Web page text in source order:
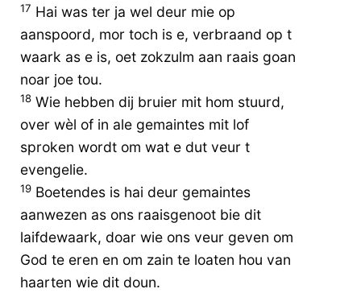
17 Hai was ter ja wel deur mie op
aanspoord, mor toch is e, verbraand op t
waark as e is, oet zokzulm aan raais goan
noar joe tou.
18 Wie hebben dij bruier mit hom stuurd,
over wèl of in ale gemaintes mit lof
sproken wordt om wat e dut veur t
evengelie.
19 Boetendes is hai deur gemaintes
aanwezen as ons raaisgenoot bie dit
laifdewaark, doar wie ons veur geven om
God te eren en om zain te loaten hou van
haarten wie dit doun.